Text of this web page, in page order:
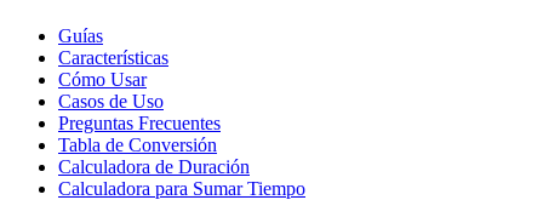
Guías
Características
Cómo Usar
Casos de Uso
Preguntas Frecuentes
Tabla de Conversión
Calculadora de Duración
Calculadora para Sumar Tiempo